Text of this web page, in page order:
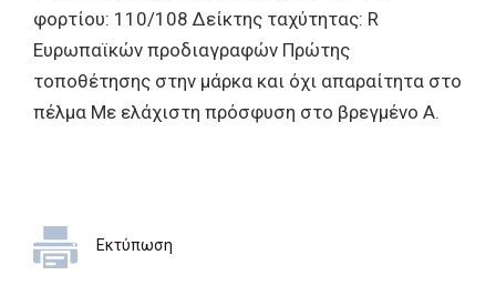
φορτίου: 110/108 Δείκτης ταχύτητας: R
Ευρωπαϊκών προδιαγραφών Πρώτης
τοποθέτησης στην μάρκα και όχι απαραίτητα στο
πέλμα Με ελάχιστη πρόσφυση στο βρεγμένο Α.
Εκτύπωση